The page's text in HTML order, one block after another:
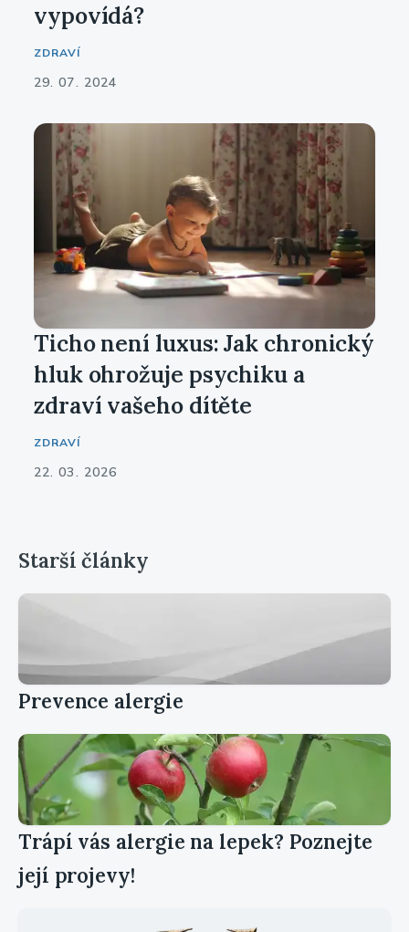
vypovídá?
ZDRAVÍ
29. 07. 2024
Ticho není luxus: Jak chronický
hluk ohrožuje psychiku a
zdraví vašeho dítěte
ZDRAVÍ
22. 03. 2026
Starší články
Prevence alergie
Trápí vás alergie na lepek? Poznejte
její projevy!